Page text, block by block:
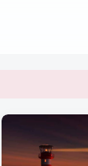
精品创业项目